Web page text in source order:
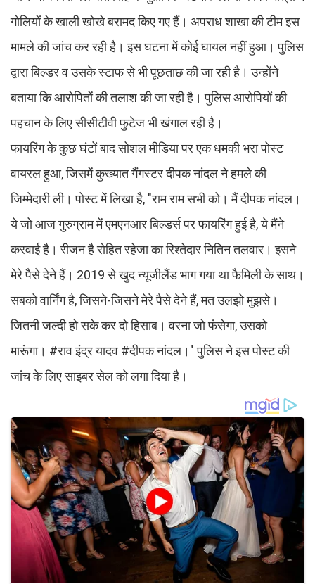
गोलियों के खाली खोखे बरामद किए गए हैं। अपराध शाखा की टीम इस
मामले की जांच कर रही है। इस घटना में कोई घायल नहीं हुआ। पुलिस
द्वारा बिल्डर व उसके स्टाफ से भी पूछताछ की जा रही है। उन्हाेंने
बताया कि आरोपिताें की तलाश की जा रही है। पुलिस आरोपियों की
पहचान के लिए सीसीटीवी फुटेज भी खंगाल रही है।
फायरिंग के कुछ घंटों बाद सोशल मीडिया पर एक धमकी भरा पोस्ट
वायरल हुआ, जिसमें कुख्यात गैंगस्टर दीपक नांदल ने हमले की
जिम्मेदारी ली। पोस्ट में लिखा है, "राम राम सभी को। मैं दीपक नांदल।
ये जो आज गुरुग्राम में एमएनआर बिल्डर्स पर फायरिंग हुई है, ये मैंने
करवाई है। रीजन है रोहित रहेजा का रिश्तेदार नितिन तलवार। इसने
मेरे पैसे देने हैं। 2019 से खुद न्यूजीलैंड भाग गया था फैमिली के साथ।
सबको वार्निंग है, जिसने-जिसने मेरे पैसे देने हैं, मत उलझो मुझसे।
जितनी जल्दी हो सके कर दो हिसाब। वरना जो फंसेगा, उसको
मारूंगा। #राव इंद्र यादव #दीपक नांदल।" पुलिस ने इस पोस्ट की
जांच के लिए साइबर सेल को लगा दिया है।